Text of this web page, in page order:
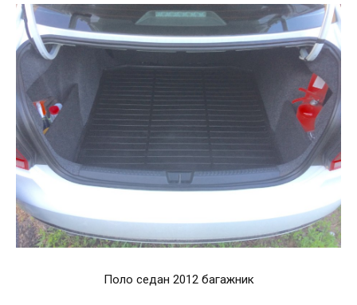
Поло седан 2012 багажник